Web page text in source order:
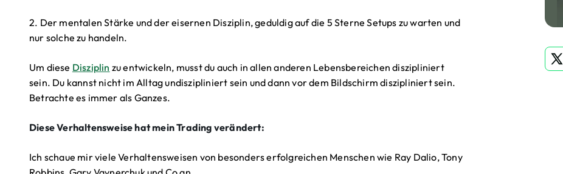
2. Der mentalen Stärke und der eisernen Disziplin, geduldig auf die 5 Sterne Setups zu warten und
nur solche zu handeln.
Um diese Disziplin zu entwickeln, musst du auch in allen anderen Lebensbereichen diszipliniert
sein. Du kannst nicht im Alltag undiszipliniert sein und dann vor dem Bildschirm diszipliniert sein.
Betrachte es immer als Ganzes.
Diese Verhaltensweise hat mein Trading verändert:
Ich schaue mir viele Verhaltensweisen von besonders erfolgreichen Menschen wie Ray Dalio, Tony